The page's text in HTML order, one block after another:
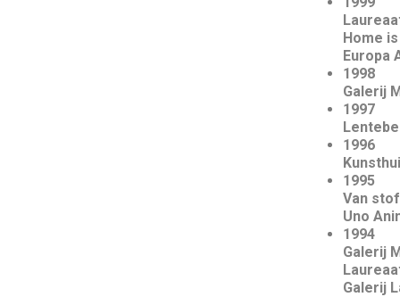
Home
Europa
1998
Galerij
1997
1996
1995
Van
Uno
1994
Galerij